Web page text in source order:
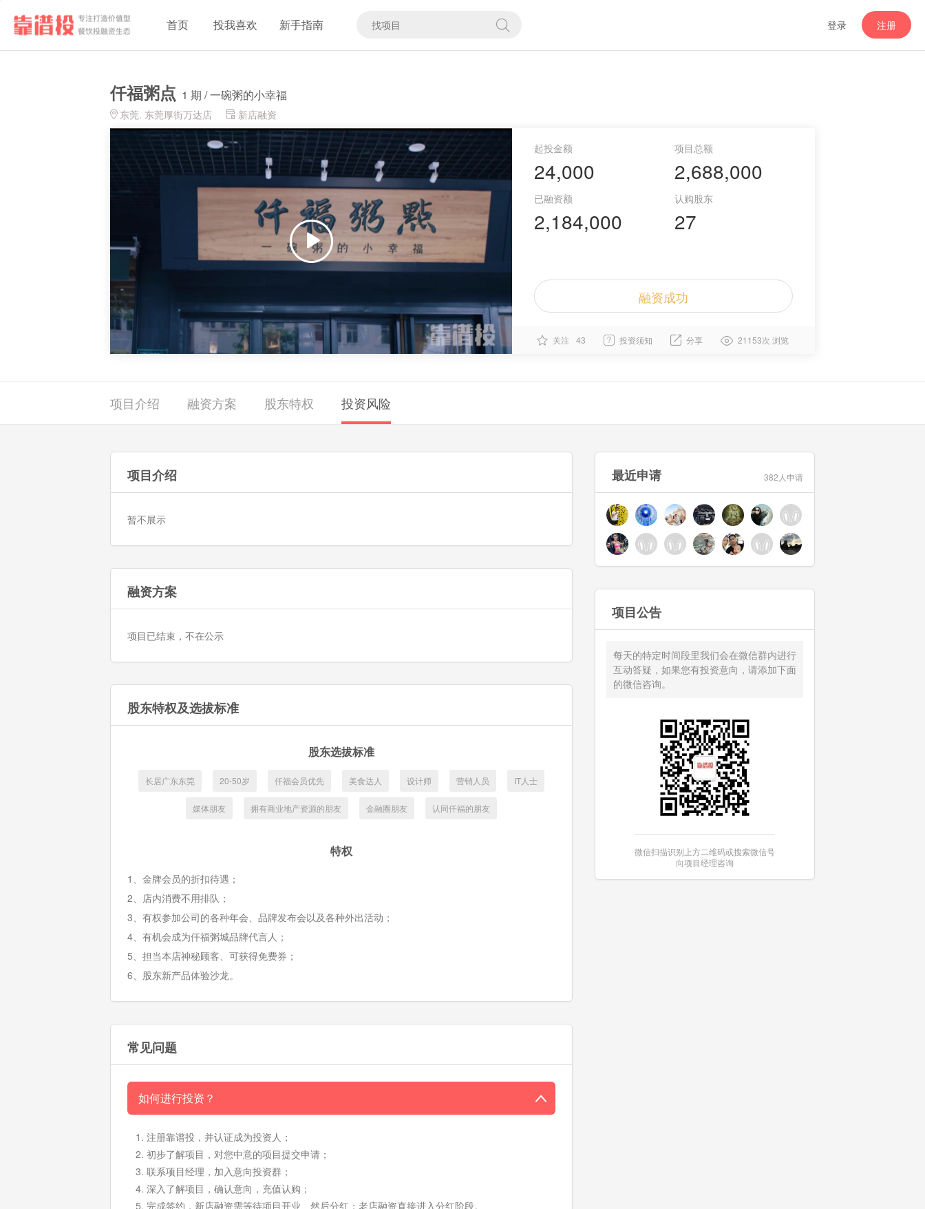
首页 投我喜欢 新手指南 登录 注册
仟福粥点 1 期 / 一碗粥的小幸福
东莞. 东莞厚街万达店 新店融资
24,000
2,688,000
2,184,000
27
融资成功
关注 43 投资须知 分享 21153次 浏览
项目介绍 融资方案 股东特权 投资风险
项目介绍
暂不展示
融资方案
项目已结束，不在公示
股东特权及选拔标准
股东选拔标准
长居广东东莞 20-50岁 仟福会员优先 美食达人 设计师 营销人员 IT人士
媒体朋友 拥有商业地产资源的朋友 金融圈朋友 认同仟福的朋友
特权
1、金牌会员的折扣待遇；
2、店内消费不用排队；
3、有权参加公司的各种年会、品牌发布会以及各种外出活动；
4、有机会成为仟福粥城品牌代言人；
5、担当本店神秘顾客、可获得免费券；
6、股东新产品体验沙龙。
常见问题
如何进行投资？
注册靠谱投，并认证成为投资人；
初步了解项目，对您中意的项目提交申请；
联系项目经理，加入意向投资群；
深入了解项目，确认意向，充值认购；
完成签约，新店融资需等待项目开业、然后分红；老店融资直接进入分红阶段。
最近申请 382人申请
项目公告
每天的特定时间段里我们会在微信群内进行
互动答疑，如果您有投资意向，请添加下面
的微信咨询。
微信扫描识别上方二维码或搜索微信号
向项目经理咨询